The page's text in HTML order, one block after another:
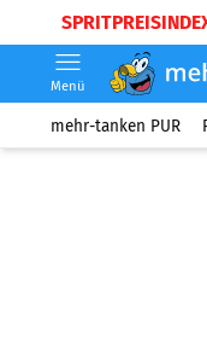
Menü
mehr-tanken PUR